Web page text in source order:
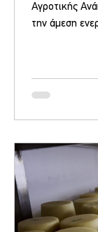
Αγροτικής
την άμεση
Βορείου
Πρωτογενούς
ημερομηνία
πλατφόρμας